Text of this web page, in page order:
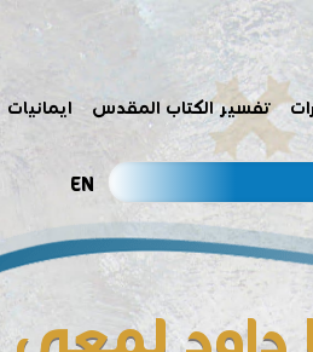
تفسير الكتاب المقدس ايمانيات
EN